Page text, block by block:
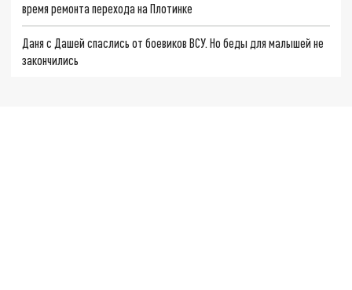
время ремонта перехода на Плотинке
Даня с Дашей спаслись от боевиков ВСУ. Но беды для малышей не
закончились